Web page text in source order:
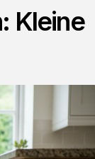
Kleine